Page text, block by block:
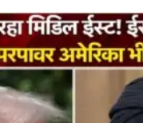
BLOG